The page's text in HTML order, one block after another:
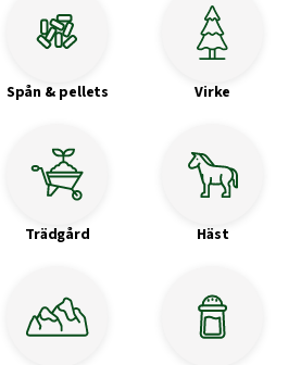
Spån & pellets Virke
Trädgård Häst